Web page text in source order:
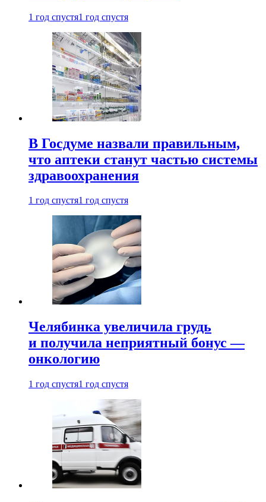
1 год спустя1 год спустя
В Госдуме назвали правильным,
что аптеки станут частью системы
здравоохранения
1 год спустя1 год спустя
Челябинка увеличила грудь
и получила неприятный бонус —
онкологию
1 год спустя1 год спустя